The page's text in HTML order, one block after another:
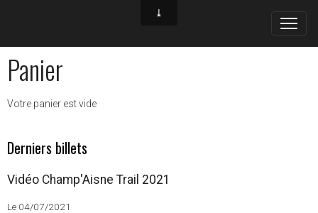
Panier
Votre panier est vide
Derniers billets
Vidéo Champ'Aisne Trail 2021
Le 04/07/2021